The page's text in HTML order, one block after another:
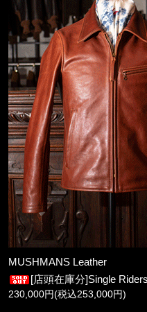
MUSHMANS Leather
[店頭在庫分]Single
230,000円(税込253,000円)